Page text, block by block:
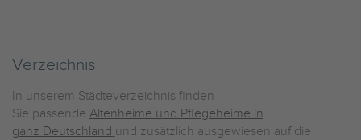
Verzeichnis
In unserem Städteverzeichnis finden
Sie passende Altenheime und Pflegeheime in
ganz Deutschland und zusätzlich ausgewiesen auf die